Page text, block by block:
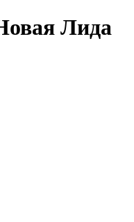
Лида